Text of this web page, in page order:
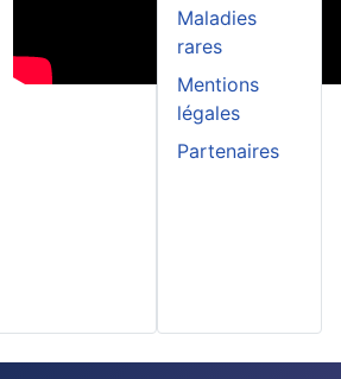
Maladies
rares
Mentions
légales
Partenaires